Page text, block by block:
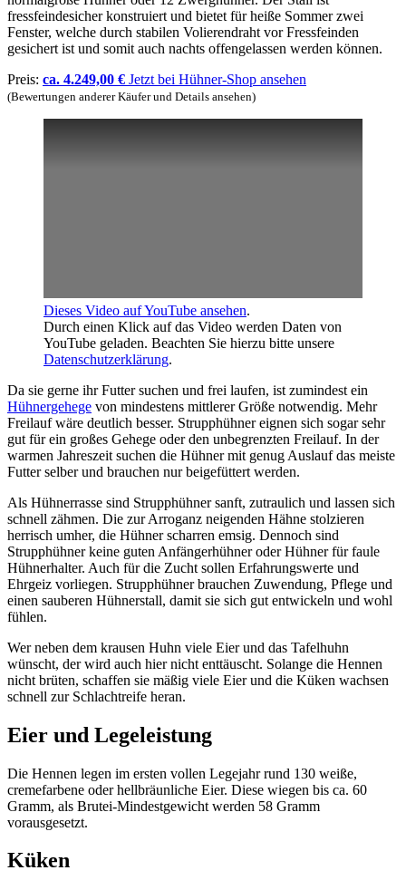
fressfeindesicher konstruiert und bietet für heiße Sommer zwei
Fenster, welche durch stabilen Volierendraht vor Fressfeinden
gesichert ist und somit auch nachts offengelassen werden können.
Preis: ca. 4.249,00 € Jetzt bei Hühner-Shop ansehen
(Bewertungen anderer Käufer und Details ansehen)
Dieses Video auf YouTube ansehen.
Durch einen Klick auf das Video werden Daten von
YouTube geladen. Beachten Sie hierzu bitte unsere
Datenschutzerklärung.
Da sie gerne ihr Futter suchen und frei laufen, ist zumindest ein
Hühnergehege von mindestens mittlerer Größe notwendig. Mehr
Freilauf wäre deutlich besser. Strupphühner eignen sich sogar sehr
gut für ein großes Gehege oder den unbegrenzten Freilauf. In der
warmen Jahreszeit suchen die Hühner mit genug Auslauf das meiste
Futter selber und brauchen nur beigefüttert werden.
Als Hühnerrasse sind Strupphühner sanft, zutraulich und lassen sich
schnell zähmen. Die zur Arroganz neigenden Hähne stolzieren
herrisch umher, die Hühner scharren emsig. Dennoch sind
Strupphühner keine guten Anfängerhühner oder Hühner für faule
Hühnerhalter. Auch für die Zucht sollen Erfahrungswerte und
Ehrgeiz vorliegen. Strupphühner brauchen Zuwendung, Pflege und
einen sauberen Hühnerstall, damit sie sich gut entwickeln und wohl
fühlen.
Wer neben dem krausen Huhn viele Eier und das Tafelhuhn
wünscht, der wird auch hier nicht enttäuscht. Solange die Hennen
nicht brüten, schaffen sie mäßig viele Eier und die Küken wachsen
schnell zur Schlachtreife heran.
Eier und Legeleistung
Die Hennen legen im ersten vollen Legejahr rund 130 weiße,
cremefarbene oder hellbräunliche Eier. Diese wiegen bis ca. 60
Gramm, als Brutei-Mindestgewicht werden 58 Gramm
vorausgesetzt.
Küken